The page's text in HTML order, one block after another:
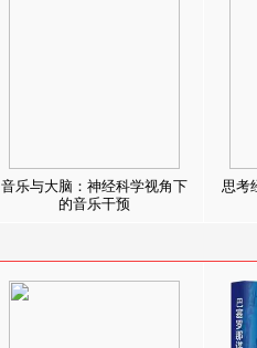
音乐与大脑：神经科学视角下
的音乐干预
思考